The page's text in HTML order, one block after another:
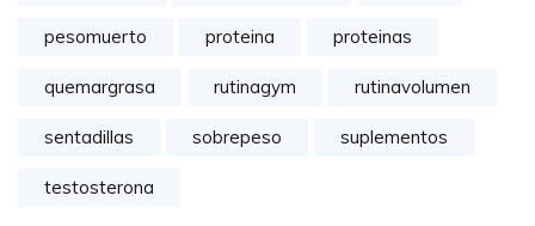
pesomuerto proteina proteinas
quemargrasa rutinagym rutinavolumen
sentadillas sobrepeso suplementos
testosterona